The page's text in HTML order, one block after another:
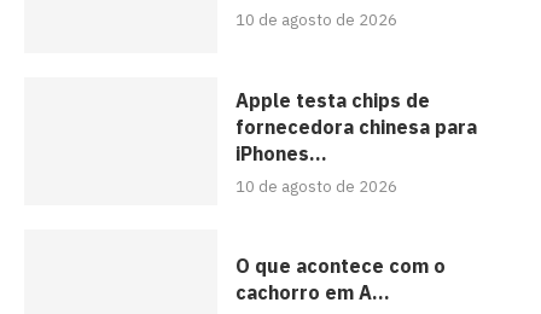
10 de agosto de 2026
Apple testa chips de
fornecedora chinesa para
iPhones...
10 de agosto de 2026
O que acontece com o
cachorro em A...